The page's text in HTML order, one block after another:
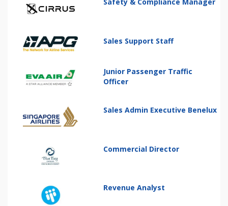
Sales Support Staff
Junior Passenger Traffic
Officer
Sales Admin Executive Benelux
Commercial Director
Revenue Analyst